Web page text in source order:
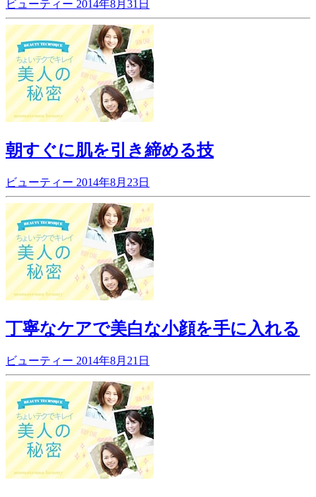
ビューティー 2014年8月31日
朝すぐに肌を引き締める技
ビューティー 2014年8月23日
丁寧なケアで美白な小顔を手に入れる
ビューティー 2014年8月21日